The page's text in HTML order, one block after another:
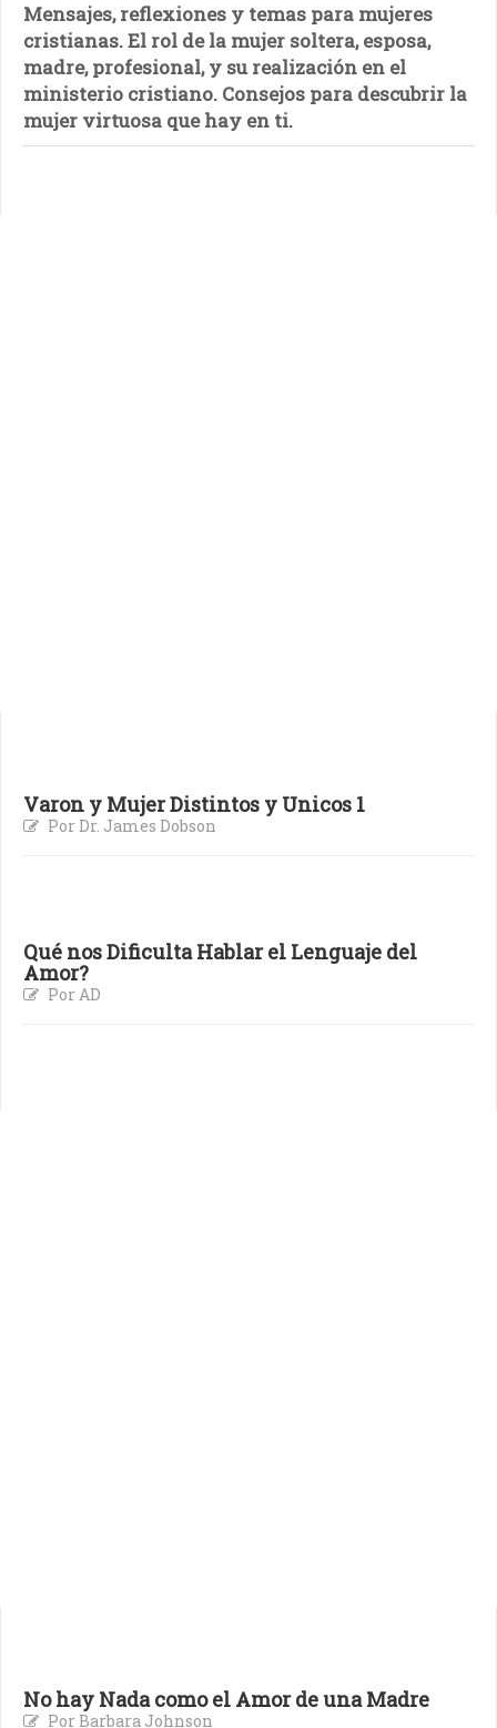
Mensajes, reflexiones y temas para mujeres
cristianas. El rol de la mujer soltera, esposa,
madre, profesional, y su realización en el
ministerio cristiano. Consejos para descubrir la
mujer virtuosa que hay en ti.
Varon y Mujer Distintos y Unicos 1
Por Dr. James Dobson
Qué nos Dificulta Hablar el Lenguaje del
Amor?
Por AD
No hay Nada como el Amor de una Madre
Por Barbara Johnson